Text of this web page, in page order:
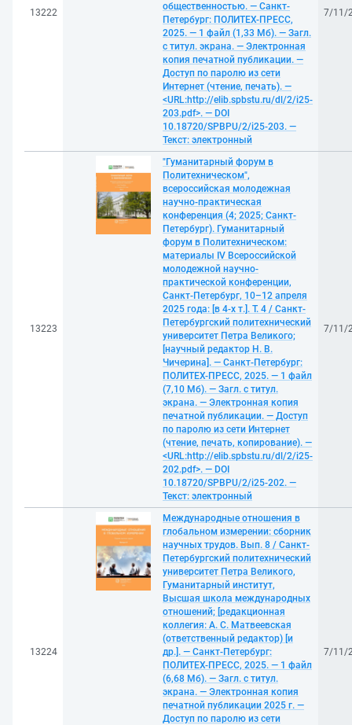
13222
общественностью. — Санкт-
Петербург: ПОЛИТЕХ-ПРЕСС,
2025. — 1 файл (1,33 Мб). — Загл.
с титул. экрана. — Электронная
копия печатной публикации. —
Доступ по паролю из сети
Интернет (чтение, печать). —
<URL:http://elib.spbstu.ru/dl/2/i25-
203.pdf>. — DOI
10.18720/SPBPU/2/i25-203. —
Текст: электронный
7/11/
13223
"Гуманитарный форум в
Политехническом",
всероссийская молодежная
научно-практическая
конференция (4; 2025; Санкт-
Петербург). Гуманитарный
форум в Политехническом:
материалы IV Всероссийской
молодежной научно-
практической конференции,
Санкт-Петербург, 10–12 апреля
2025 года: [в 4-х т.]. Т. 4 / Санкт-
Петербургский политехнический
университет Петра Великого;
[научный редактор Н. В.
Чичерина]. — Санкт-Петербург:
ПОЛИТЕХ-ПРЕСС, 2025. — 1 файл
(7,10 Мб). — Загл. с титул.
экрана. — Электронная копия
печатной публикации. — Доступ
по паролю из сети Интернет
(чтение, печать, копирование). —
<URL:http://elib.spbstu.ru/dl/2/i25-
202.pdf>. — DOI
10.18720/SPBPU/2/i25-202. —
Текст: электронный
7/11/
13224
Международные отношения в
глобальном измерении: сборник
научных трудов. Вып. 8 / Санкт-
Петербургский политехнический
университет Петра Великого,
Гуманитарный институт,
Высшая школа международных
отношений; [редакционная
коллегия: А. С. Матвеевская
(ответственный редактор) [и
др.]. — Санкт-Петербург:
ПОЛИТЕХ-ПРЕСС, 2025. — 1 файл
(6,68 Мб). — Загл. с титул.
экрана. — Электронная копия
печатной публикации 2025 г. —
Доступ по паролю из сети
7/11/